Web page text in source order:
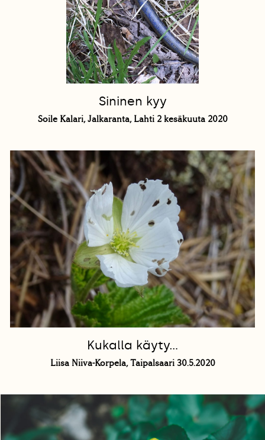
Sininen kyy
Soile Kalari, Jalkaranta, Lahti 2 kesäkuuta 2020
Kukalla käyty...
Liisa Niiva-Korpela, Taipalsaari 30.5.2020